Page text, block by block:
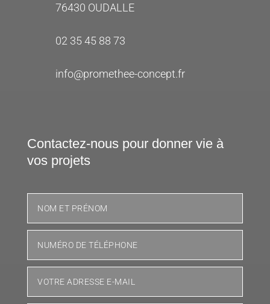
76430 OUDALLE
02 35 45 88 73
info@promethee-concept.fr
Contactez-nous pour donner vie à
vos projets